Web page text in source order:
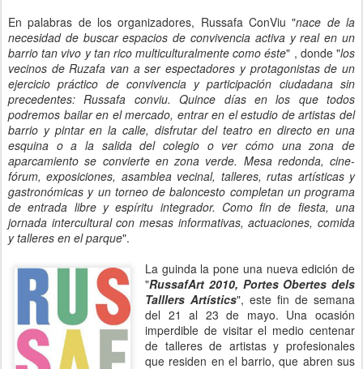
En palabras de los organizadores, Russafa ConViu "nace de la
necesidad de buscar espacios de convivencia activa y real en un
barrio tan vivo y tan rico multiculturalmente como éste" , donde "los
vecinos de Ruzafa van a ser espectadores y protagonistas de un
ejercicio práctico de convivencia y participación ciudadana sin
precedentes: Russafa conviu. Quince días en los que todos
podremos bailar en el mercado, entrar en el estudio de artistas del
barrio y pintar en la calle, disfrutar del teatro en directo en una
esquina o a la salida del colegio o ver cómo una zona de
aparcamiento se convierte en zona verde. Mesa redonda, cine-
fórum, exposiciones, asamblea vecinal, talleres, rutas artísticas y
gastronómicas y un torneo de baloncesto completan un programa
de entrada libre y espíritu integrador. Como fin de fiesta, una
jornada intercultural con mesas informativas, actuaciones, comida
y talleres en el parque".
La guinda la pone una nueva edición de
"RussafArt 2010, Portes Obertes dels
Talllers Artístics", este fin de semana
del 21 al 23 de mayo. Una ocasión
imperdible de visitar el medio centenar
de talleres de artistas y profesionales
que residen en el barrio, que abren sus